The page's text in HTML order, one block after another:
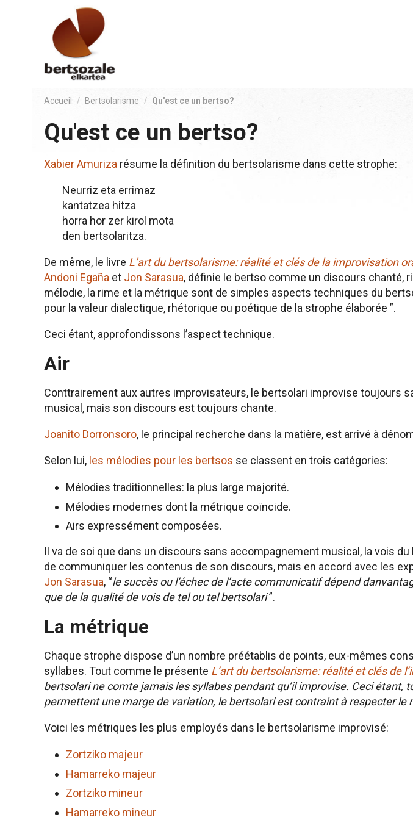
contenu.
Aller
la
Accueil / Bertsolarisme / Qu'est ce un bertso?
Qu'est ce un bertso?
Xabier Amuriza résume la définition du bertsolarisme dans cette strophe:
Neurriz eta errimaz
kantatzea hitza
horra hor zer kirol mota
den bertsolaritza.
De même, le livre L’art du bertsolarisme: réalité et clés de la improvisation
Andoni Egaña et Jon Sarasua, définie le bertso comme un discours chanté,
mélodie, la rime et la métrique sont de simples aspects techniques du
pour la valeur dialectique, rhétorique ou poétique de la strophe élaborée ”.
Ceci étant, approfondissons l’aspect technique.
Air
Conttrairement aux autres improvisateurs, le bertsolari improvise toujours
musical, mais son discours est toujours chante.
Joanito Dorronsoro, le principal recherche dans la matière, est arrivé à
Selon lui, les mélodies pour les bertsos se classent en trois catégories:
Mélodies traditionnelles: la plus large majorité.
Mélodies modernes dont la métrique coïncide.
Airs expressément composées.
Il va de soi que dans un discours sans accompagnement musical, la vois du
de communiquer les contenus de son discours, mais en accord avec les
Jon Sarasua, “le succès ou l’échec de l’acte communicatif dépend
que de la qualité de vois de tel ou tel bertsolari”.
La métrique
Chaque strophe dispose d’un nombre préétablis de points, eux-mêmes
syllabes. Tout comme le présente L’art du bertsolarisme: réalité et clés de
bertsolari ne comte jamais les syllabes pendant qu’il improvise. Ceci étant,
permettent une marge de variation, le bertsolari est contraint à respecter le
Voici les métriques les plus employés dans le bertsolarisme improvisé:
Zortziko majeur
Hamarreko majeur
Zortziko mineur
Hamarreko mineur